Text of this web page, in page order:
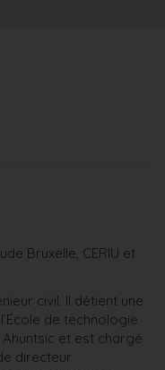
Bruxelle, CERIU et
civil. Il détient une
de technologie
et est chargé
directeur